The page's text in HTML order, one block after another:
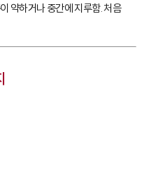
약하거나 중간에 지루함. 처음